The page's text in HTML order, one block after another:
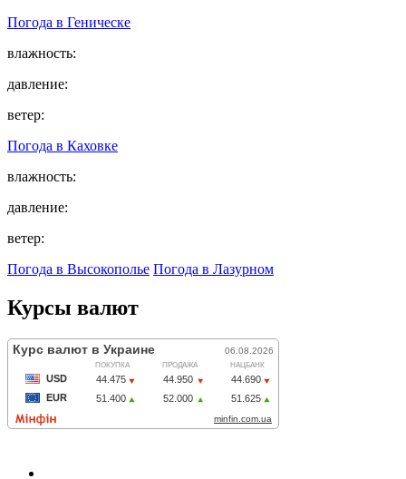
Погода в Геническе
влажность:
давление:
ветер:
Погода в Каховке
влажность:
давление:
ветер:
Погода в Высокополье Погода в Лазурном
Курсы валют